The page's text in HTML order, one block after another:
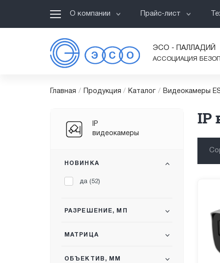
О компании Прайс-лист
ЭСО - ПАЛЛАДИЙ
АССОЦИАЦИЯ
Главная / Продукция / Каталог / Видеокамеры
IP
видеокамеры
НОВИНКА
да (52)
РАЗРЕШЕНИЕ, МП
МАТРИЦА
ОБЪЕКТИВ, ММ
IP